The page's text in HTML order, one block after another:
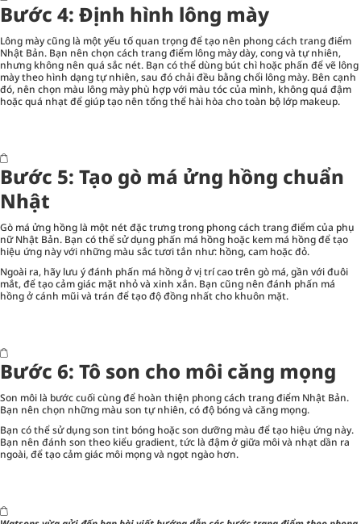
Bước 4: Định hình lông mày
Lông mày cũng là một yếu tố quan trọng để tạo nên phong cách trang điểm
Nhật Bản. Bạn nên chọn cách trang điểm lông mày dày, cong và tự nhiên,
nhưng không nên quá sắc nét. Bạn có thể dùng bút chì hoặc phấn để vẽ lông
mày theo hình dạng tự nhiên, sau đó chải đều bằng chổi lông mày. Bên cạnh
đó, nên chọn màu lông mày phù hợp với màu tóc của mình, không quá đậm
hoặc quá nhạt để giúp tạo nên tổng thể hài hòa cho toàn bộ lớp makeup.
Bước 5: Tạo gò má ửng hồng chuẩn
Nhật
Gò má ửng hồng là một nét đặc trưng trong phong cách trang điểm của phụ
nữ Nhật Bản. Bạn có thể sử dụng phấn má hồng hoặc kem má hồng để tạo
hiệu ứng này với những màu sắc tươi tắn như: hồng, cam hoặc đỏ.
Ngoài ra, hãy lưu ý đánh phấn má hồng ở vị trí cao trên gò má, gần với đuôi
mắt, để tạo cảm giác mặt nhỏ và xinh xắn. Bạn cũng nên đánh phấn má
hồng ở cánh mũi và trán để tạo độ đồng nhất cho khuôn mặt.
Bước 6: Tô son cho môi căng mọng
Son môi là bước cuối cùng để hoàn thiện phong cách trang điểm Nhật Bản.
Bạn nên chọn những màu son tự nhiên, có độ bóng và căng mọng.
Bạn có thể sử dụng son tint bóng hoặc son dưỡng màu để tạo hiệu ứng này.
Bạn nên đánh son theo kiểu gradient, tức là đậm ở giữa môi và nhạt dần ra
ngoài, để tạo cảm giác môi mọng và ngọt ngào hơn.